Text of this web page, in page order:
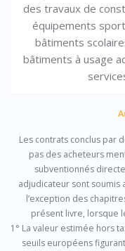
des travaux de
équipements
bâtiments
bâtiments à usage
Les contrats conclus par
pas des acheteurs
subventionnés
adjudicateur sont soumis
l’exception des
présent livre, lorsque
1° La valeur estimée hors
seuils européens